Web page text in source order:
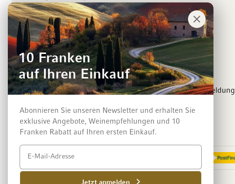
8.00 bis 18.00 Uhr
Kontaktieren Sie uns
Management
Medienkontakt
Events
Winzer
Newsletter-Anmeldung
Zahlungsarten
10 Franken
auf Ihren Einkauf
Abonnieren Sie unseren Newsletter und erhalten Sie
exklusive Angebote, Weinempfehlungen und 10
Franken Rabatt auf Ihren ersten Einkauf.